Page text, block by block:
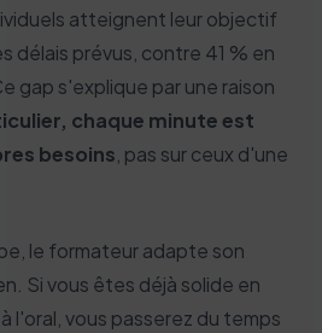
atteignent leur objectif
délais prévus, contre 41 % en
gap s'explique par une raison
chaque minute est
besoins , pas sur ceux d'une
le formateur adapte son
Si vous êtes déjà solide en
l'oral, vous passerez du temps